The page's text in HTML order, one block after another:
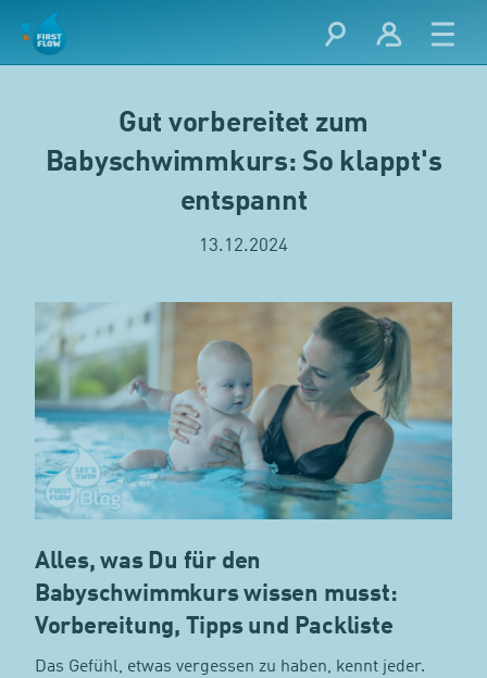
Gut vorbereitet zum
Babyschwimmkurs: So klappt's
entspannt
13.12.2024
Alles, was Du für den
Babyschwimmkurs wissen musst:
Vorbereitung, Tipps und Packliste
Das Gefühl, etwas vergessen zu haben, kennt jeder.